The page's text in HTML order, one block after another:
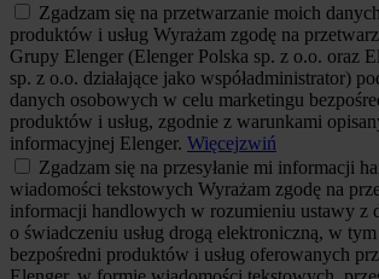
Zgadzam się na przetwarzanie moich
produktów i usług Wyrażam zgodę na
Grupy Elenger (Elenger Polska sp. z o.o. oraz
sp. z o.o. działające jako współadministrator)
danych osobowych w celu marketingu
produktów i usług, zgodnie z warunkami
informacyjnej Elenger. Więcejzwiń
Zgadzam się na przesyłanie mi informacji
wiadomości tekstowych Wyrażam zgodę na
informacji handlowych w rozumieniu ustawy z
o świadczeniu usług drogą elektroniczną, w
bezpośredni produktów i usług oferowanych